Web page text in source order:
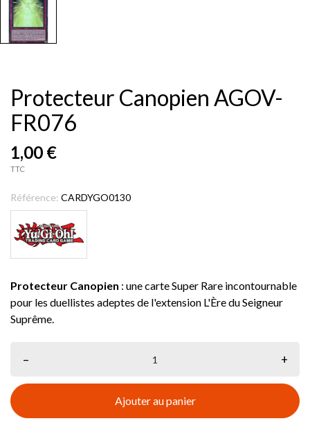
Protecteur Canopien AGOV-
FR076
1,00 €
TTC
Référence: CARDYGO0130
Protecteur Canopien : une carte Super Rare incontournable
pour les duellistes adeptes de l'extension L'Ère du Seigneur
Suprême.
– +
Ajouter au panier